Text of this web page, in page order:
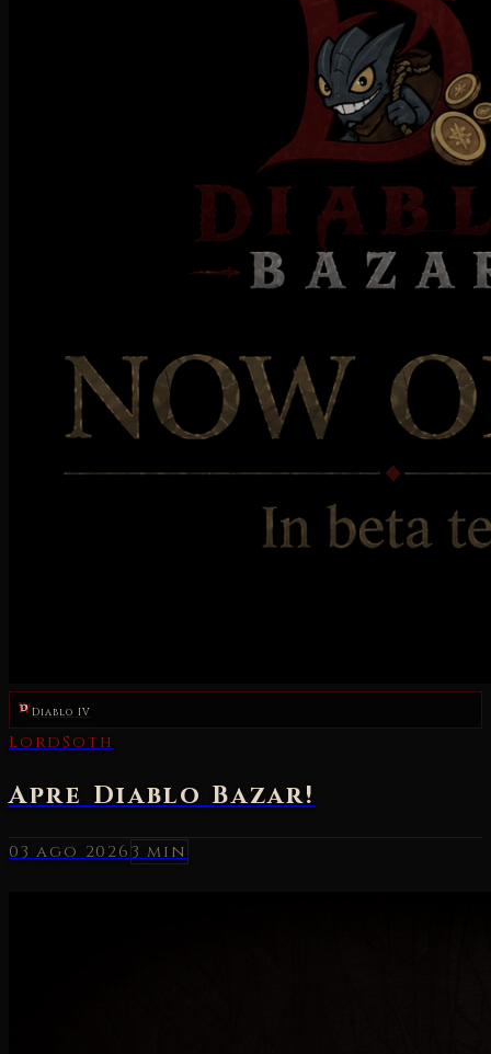
Diablo IV
03 ago 20263 min